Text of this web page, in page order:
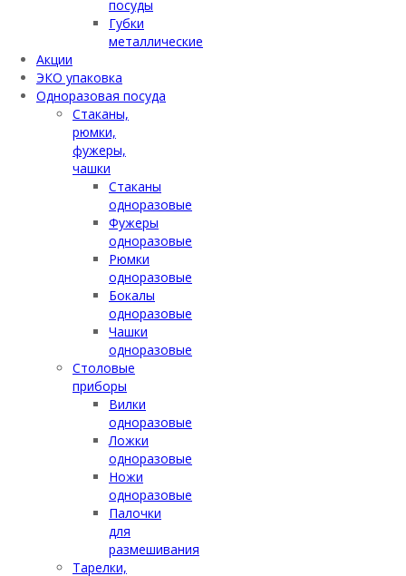
посуды
Губки
металлические
Акции
ЭКО упаковка
Одноразовая посуда
Стаканы,
рюмки,
фужеры,
чашки
Стаканы
одноразовые
Фужеры
одноразовые
Рюмки
одноразовые
Бокалы
одноразовые
Чашки
одноразовые
Столовые
приборы
Вилки
одноразовые
Ложки
одноразовые
Ножи
одноразовые
Палочки
для
размешивания
Тарелки,